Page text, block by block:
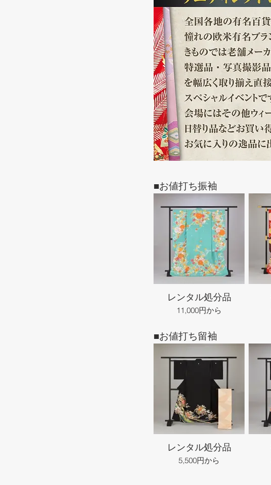
■お値打ち振袖
レンタル処分品
11,000円から
■お値打ち留袖
レンタル処分品
5,500円から